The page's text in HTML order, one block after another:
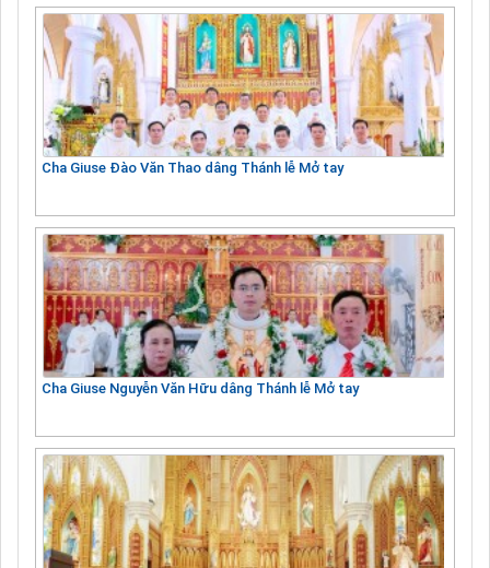
Cha Giuse Đào Văn Thao dâng Thánh lễ Mở tay
Cha Giuse Nguyễn Văn Hữu dâng Thánh lễ Mở tay